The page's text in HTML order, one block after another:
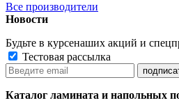
Все производители
Новости
Будьте в курсенаших акций и
Тестовая рассылка
Каталог ламината и напольных